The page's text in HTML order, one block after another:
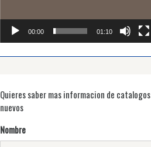
00:00 01:10
Quieres saber mas informacion de catalogos
nuevos
Nombre